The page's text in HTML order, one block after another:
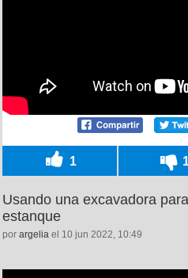
1
Usando una excavadora
estanque
por argelia el 10 jun 2022, 10:49